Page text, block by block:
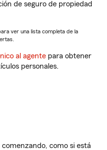
de seguro de propiedad
ver una lista completa de la
al agente para obtener
personales.
comenzando, como si está